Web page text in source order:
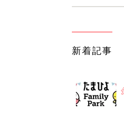
新着記事